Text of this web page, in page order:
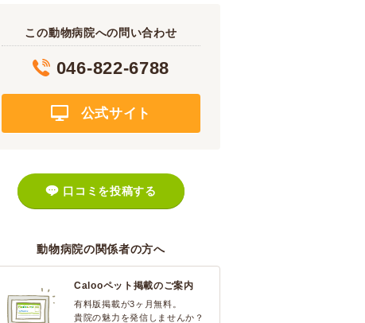
この動物病院への問い合わせ
046-822-6788
公式サイト
口コミを投稿する
動物病院の関係者の方へ
Calooペット掲載のご案内
有料版掲載が3ヶ月無料。
貴院の魅力を発信しませんか？